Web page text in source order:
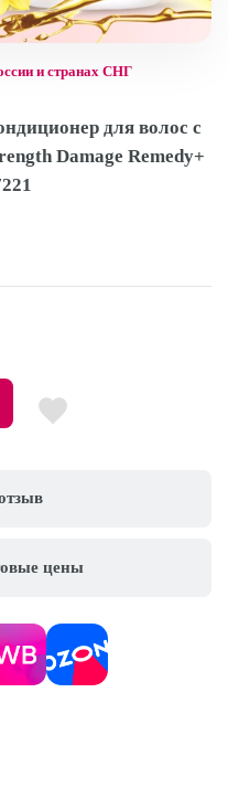
цены
и странах СНГ
для волос с
Damage Remedy+